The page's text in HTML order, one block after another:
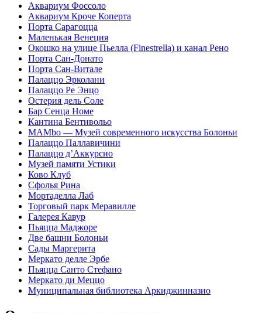
Аквариум Фоссоло
Аквариум Кроче Коперта
Порта Сарагоцца
Маленькая Венеция
Окошко на улице Пьелла (Finestrella) и канал Рено
Порта Сан-Донато
Порта Сан-Витале
Палаццо Эрколани
Палаццо Ре Энцо
Остерия дель Соле
Бар Сенца Номе
Кантина Бентивольо
MAMbo — Музей современного искусства Болоньи
Палаццо Паллавичини
Палаццо д’Аккурсио
Музей памяти Устики
Ково Клуб
Сфолья Рина
Мортаделла Лаб
Торговый парк Меравилле
Галерея Кавур
Пьяцца Маджоре
Две башни Болоньи
Сады Маргерита
Меркато делле Эрбе
Пьяцца Санто Стефано
Меркато ди Меццо
Муниципальная библиотека Аркиджинназио